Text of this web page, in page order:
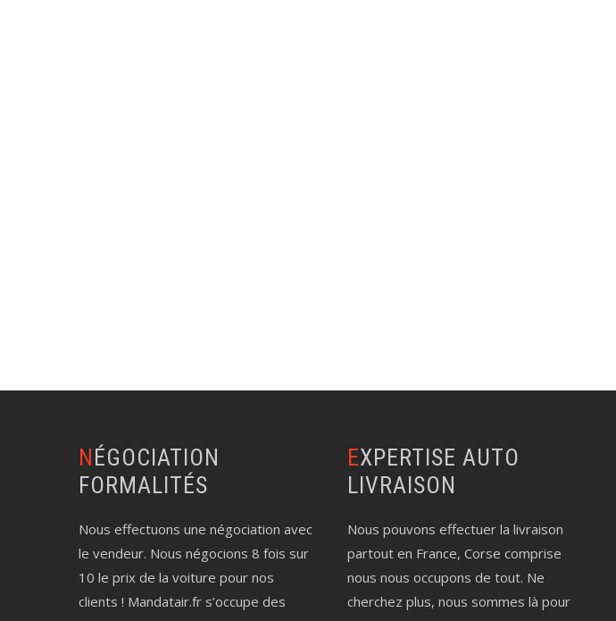
NÉGOCIATION
FORMALITÉS
Nous effectuons une négociation avec
le vendeur. Nous négocions 8 fois sur
10 le prix de la voiture pour nos
clients ! Mandatair.fr s’occupe des
EXPERTISE AUTO
LIVRAISON
Nous pouvons effectuer la livraison
partout en France, Corse comprise
nous nous occupons de tout. Ne
cherchez plus, nous sommes là pour